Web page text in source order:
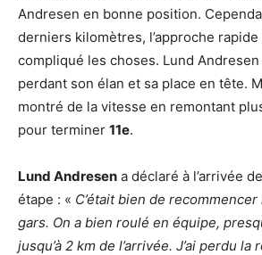
Andresen en bonne position.
derniers kilomètres, l’approche
compliqué les choses. Lund
perdant son élan et sa place en tête.
montré de la vitesse en remontant
pour terminer 11e.
Lund Andresen a déclaré à l’arrivée
étape : « C’était bien de
gars. On a bien roulé en équipe,
jusqu’à 2 km de l’arrivée. J’ai perdu la